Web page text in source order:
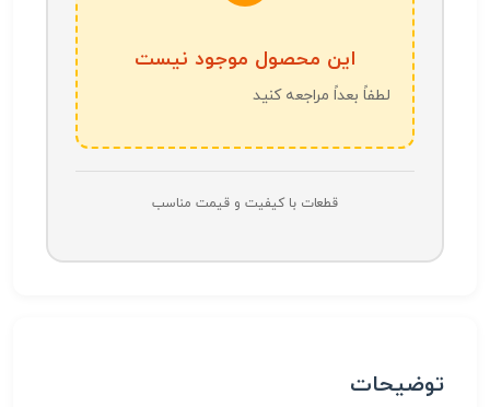
این محصول موجود نیست
لطفاً بعداً مراجعه کنید
قطعات با کیفیت و قیمت مناسب
توضیحات